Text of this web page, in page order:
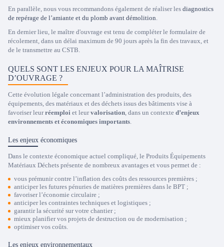
En parallèle, nous vous recommandons également de réaliser les diagnostics
de repérage de l’amiante et du plomb avant démolition
En dernier lieu, le maître d'ouvrage est tenu de compléter le formulaire de
récolement, dans un délai maximum de 90 jours après la fin des travaux, et
de le transmettre au CSTB.
QUELS SONT LES ENJEUX POUR LA MAÎTRISE
D’OUVRAGE ?
Cette évolution légale concernant l’administration des produits, des
équipements, des matériaux et des déchets issus des bâtiments vise à
favoriser leurréemploi et leurvalorisation , dans un contexte d’enjeux
environnements et économiques importants
Les enjeux économiques
Dans le contexte économique actuel compliqué, le Produits Équipements
Matériaux Déchets présente de nombreux avantages et vous permet de :
vous prémunir contre l’inflation des coûts des ressources premières ;
anticiper les futures pénuries de matières premières dans le BPT ;
favoriser l’économie circulaire ;
anticiper les contraintes techniques et logistiques ;
garantir la sécurité sur votre chantier ;
mieux planifier vos projets de destruction ou de modernisation ;
optimiser vos coûts.
Les enjeux environnementaux